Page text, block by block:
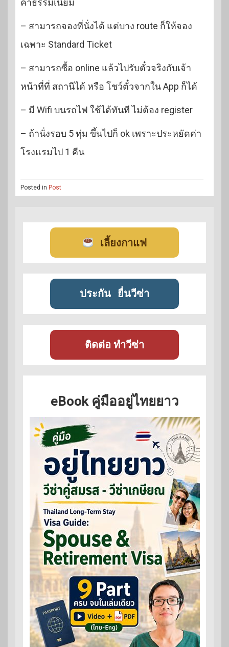
ค่าธรรมเนียม
– สามารถจองที่นั่งได้ แต่บาง route ก็ให้จอง
เฉพาะ Standard Ticket
– สามารถซื้อ online แล้วไปรับตั๋วจริงกับเจ้า
หน้าที่ที่ สถานีได้ หรือ โชว์ตั๋วจากใน App ก็ได้
– มี Wifi บนรถไฟ ใช้ได้ทันที ไม่ต้อง register
– ถ้านั่งรอบ 5 ทุ่ม ขึ้นไปก็ ok เพราะประหยัดค่า
โรงแรมไป 1 คืน
Posted in Post
เลี้ยงกาแฟ
ประกัน ยื่นวีซ่า
ติดต่อ ทำวีซ่า
eBook คู่มืออยู่ไทยยาว